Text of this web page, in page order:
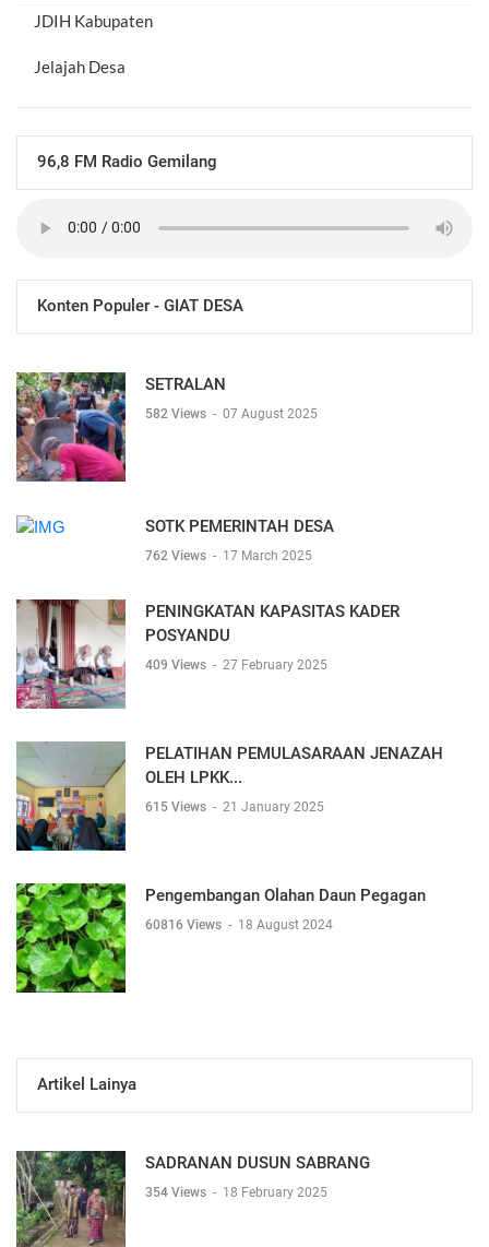
JDIH Kabupaten
Jelajah Desa
96,8 FM Radio Gemilang
Konten Populer - GIAT DESA
SETRALAN
582 Views - 07 August 2025
SOTK PEMERINTAH DESA
762 Views - 17 March 2025
PENINGKATAN KAPASITAS KADER
POSYANDU
409 Views - 27 February 2025
PELATIHAN PEMULASARAAN JENAZAH
OLEH LPKK...
615 Views - 21 January 2025
Pengembangan Olahan Daun Pegagan
60816 Views - 18 August 2024
Artikel Lainya
SADRANAN DUSUN SABRANG
354 Views - 18 February 2025